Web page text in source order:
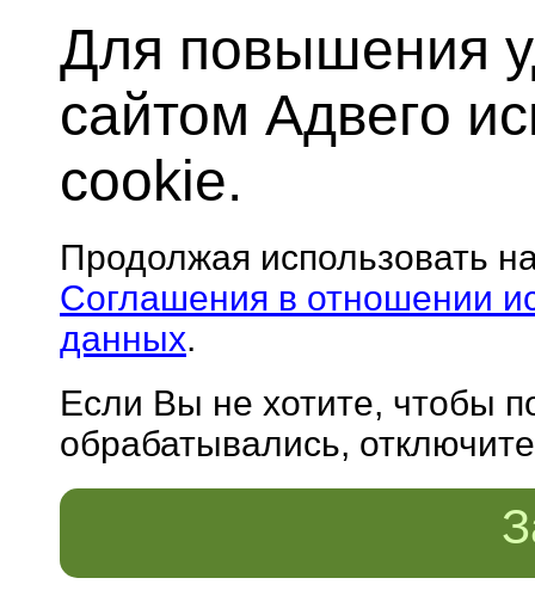
Для повышения
сайтом Адвего
cookie.
Продолжая использовать
Соглашения в отношении
данных.
Если Вы не хотите, чтобы
обрабатывались,